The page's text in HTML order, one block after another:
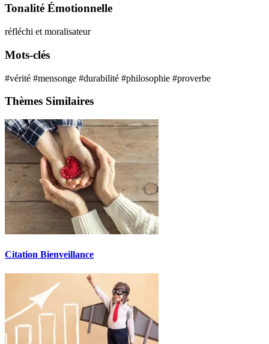
Tonalité Émotionnelle
réfléchi et moralisateur
Mots-clés
#vérité #mensonge #durabilité #philosophie #proverbe
Thèmes Similaires
Citation Bienveillance